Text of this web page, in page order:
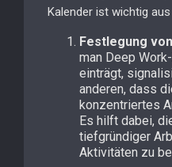
Kalender ist wichtig
Festlegung
man Deep
einträgt,
anderen, dass
konzentriertes
Es hilft dabei,
tiefgründiger
Aktivitäten zu